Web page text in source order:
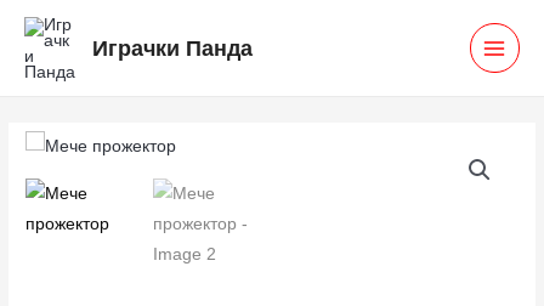
Skip
content
Играчки Панда
Мече
прожектор